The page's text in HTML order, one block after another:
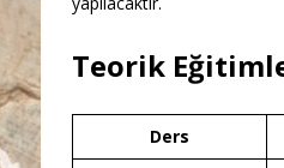
Teorik
Ders